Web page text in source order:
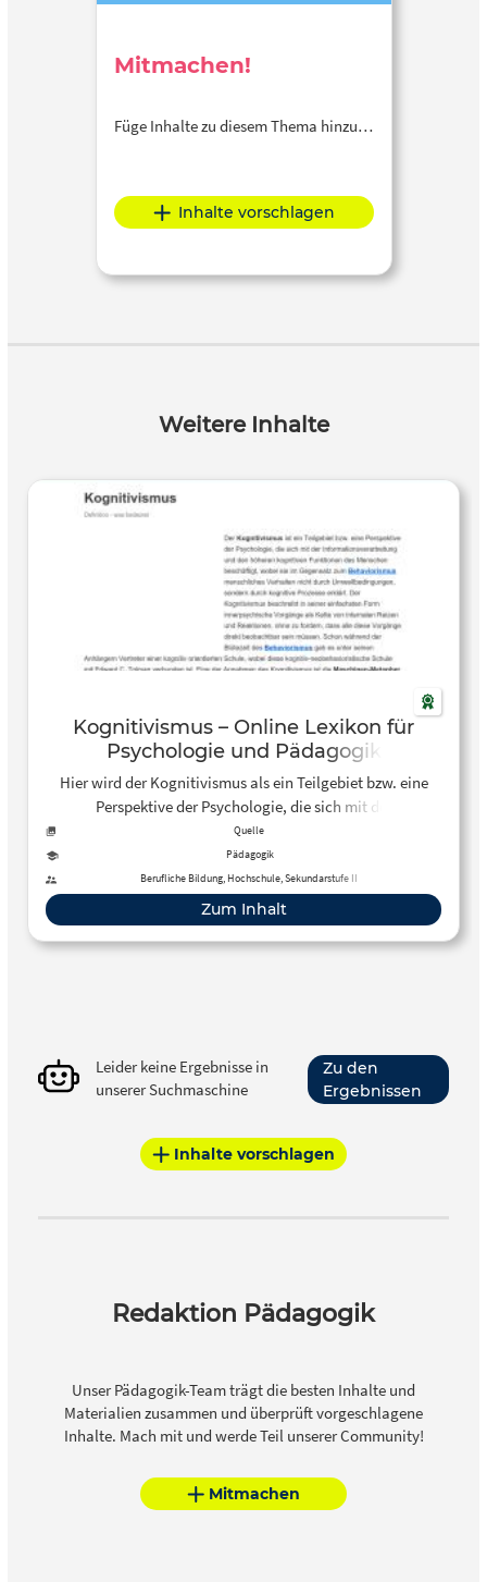
Mitmachen!
Füge Inhalte zu diesem Thema hinzu…
Inhalte vorschlagen
Weitere Inhalte
Kognitivismus – Online Lexikon für
Psychologie und Pädagogik
Hier wird der Kognitivismus als ein Teilgebiet bzw. eine
Perspektive der Psychologie, die sich mit der
Informationsverarbeitung und den höheren kognitiven
Funktionen des Menschen beschäftigt, vorgestellt.
Quelle
Pädagogik
Berufliche Bildung, Hochschule, Sekundarstufe II
Zum Inhalt
Leider keine Ergebnisse in
unserer Suchmaschine
Zu den
Ergebnissen
Inhalte vorschlagen
Redaktion Pädagogik
Unser Pädagogik-Team trägt die besten Inhalte und
Materialien zusammen und überprüft vorgeschlagene
Inhalte. Mach mit und werde Teil unserer Community!
Mitmachen